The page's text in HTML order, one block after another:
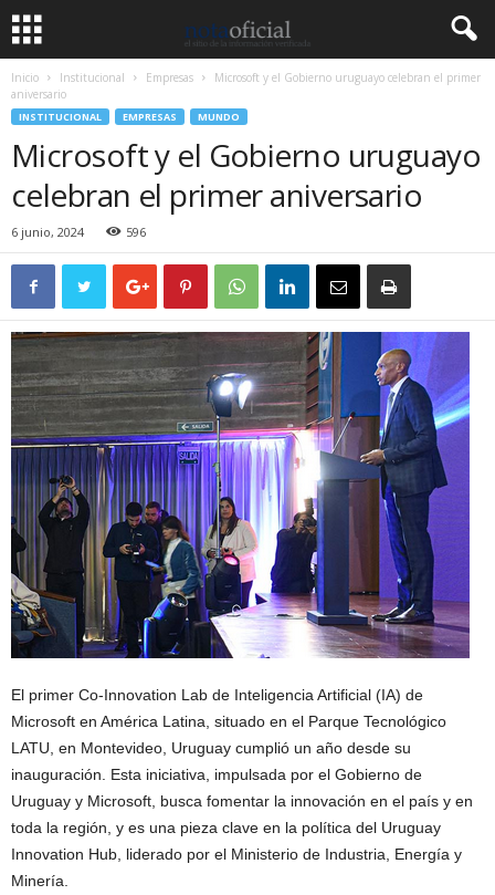
Inicio Institucional Empresas
Microsoft y el Gobierno uruguayo celebran el primer
aniversario
INSTITUCIONAL EMPRESAS MUNDO
Microsoft y el Gobierno uruguayo
celebran el primer aniversario
6 junio, 2024 596
El primer Co-Innovation Lab de Inteligencia Artificial (IA) de
Microsoft en América Latina, situado en el Parque Tecnológico
LATU, en Montevideo, Uruguay cumplió un año desde su
inauguración. Esta iniciativa, impulsada por el Gobierno de
Uruguay y Microsoft, busca fomentar la innovación en el país y en
toda la región, y es una pieza clave en la política del Uruguay
Innovation Hub, liderado por el Ministerio de Industria, Energía y
Minería.